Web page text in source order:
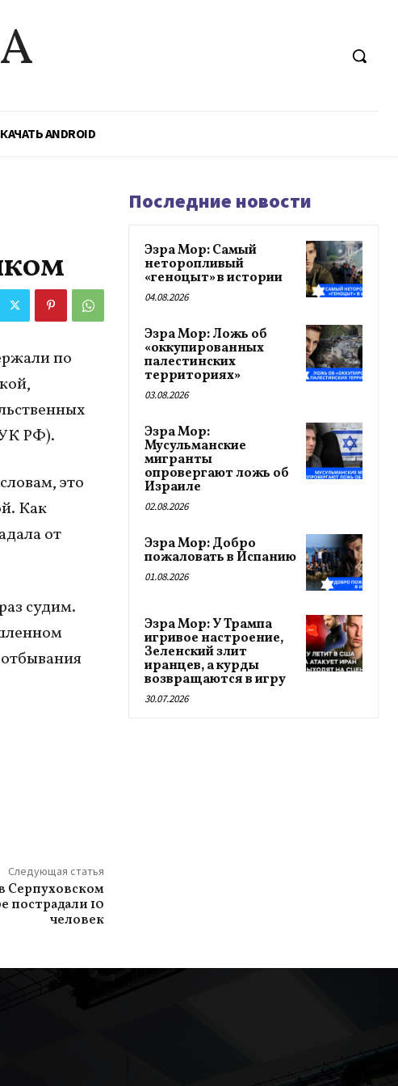
ANDROID
по
УК РФ).
это
Как
от
судим.
Следующая статья
Серпуховском
пострадали 10
человек
Последние новости
Эзра Мор: Самый
неторопливый
«геноцыт» в истории
04.08.2026
Эзра Мор: Ложь об
«оккупированных
палестинских
территориях»
03.08.2026
Эзра Мор:
Мусульманские
мигранты
опровергают ложь об
Израиле
02.08.2026
Эзра Мор: Добро
пожаловать в Испанию
01.08.2026
Эзра Мор: У Трампа
игривое настроение,
Зеленский злит
иранцев, а курды
возвращаются в игру
30.07.2026